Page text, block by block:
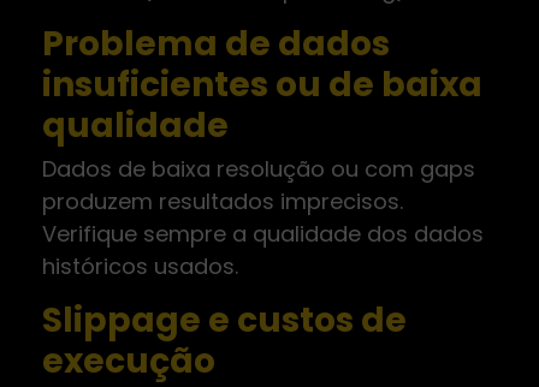
Problema de dados
insuficientes ou de baixa
qualidade
Dados de baixa resolução ou com gaps
produzem resultados imprecisos.
Verifique sempre a qualidade dos dados
históricos usados.
Slippage e custos de
execução